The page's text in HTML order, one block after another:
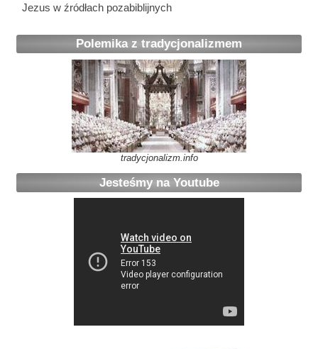
Polemika z tradycjonalizmem
tradycjonalizm.info
Jesteśmy na Youtube
Jezus w źródłach pozabiblijnych